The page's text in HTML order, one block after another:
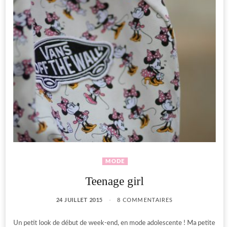
MODE
Teenage girl
24 JUILLET 2015 8 COMMENTAIRES
Un petit look de début de week-end, en mode adolescente ! Ma petite